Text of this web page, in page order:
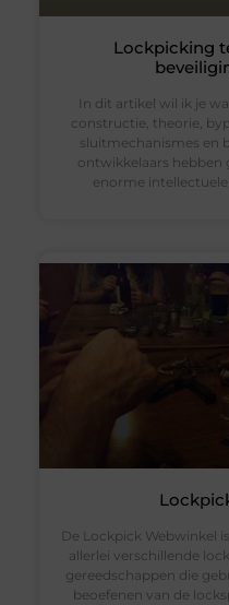
Lockpicking
In dit artikel wil ik je
constructie, theorie,
sluitmechanismes en
ontwikkelaars hebben
enorme
De Lockpick Webwinkel
allerlei verschillende
gereedschappen die
beoefenen van de